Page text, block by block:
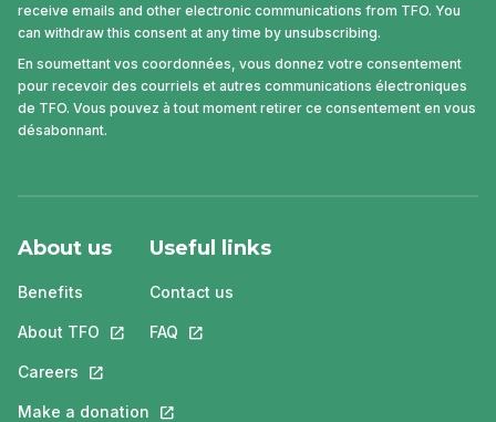
receive emails and other electronic communications from TFO. You
can withdraw this consent at any time by unsubscribing.
En soumettant vos coordonnées, vous donnez votre consentement
pour recevoir des courriels et autres communications électroniques
de TFO. Vous pouvez à tout moment retirer ce consentement en vous
désabonnant.
About us
Benefits
About TFO This link will open in a new tab.
Careers This link will open in a new tab.
Make a donation This link will open in a new tab.
Useful links
Contact us
FAQ This link will open in a new tab.